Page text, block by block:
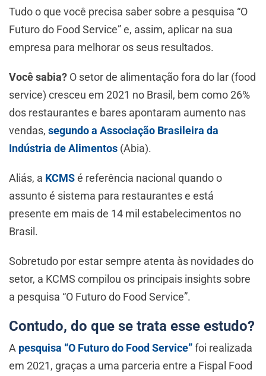
Tudo o que você precisa saber sobre a pesquisa “O
Futuro do Food Service” e, assim, aplicar na sua
empresa para melhorar os seus resultados.
Você sabia? O setor de alimentação fora do lar (food
service) cresceu em 2021 no Brasil, bem como 26%
dos restaurantes e bares apontaram aumento nas
vendas, segundo a Associação Brasileira da
Indústria de Alimentos (Abia).
Aliás, a KCMSé referência nacional quando o
assunto é sistema para restaurantes e está
presente em mais de 14 mil estabelecimentos no
Brasil.
Sobretudo por estar sempre atenta às novidades do
setor, a KCMS compilou os principais insights sobre
a pesquisa “O Futuro do Food Service”.
Contudo, do que se trata esse estudo?
A pesquisa “O Futuro do Food Service”foi realizada
em 2021, graças a uma parceria entre a Fispal Food